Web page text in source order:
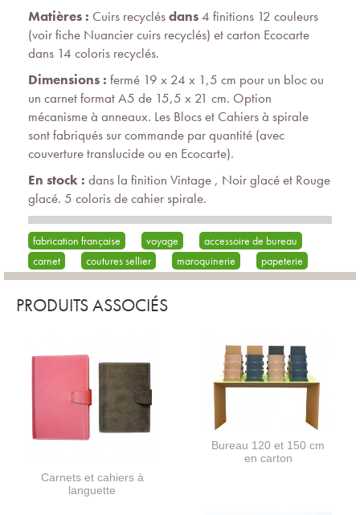
Matières : Cuirs recyclésdans4 finitions 12 couleurs
(voir fiche Nuancier cuirs recyclés) et carton Ecocarte
dans 14 coloris recyclés.
Dimensions : fermé 19 x 24 x 1,5 cm pour un bloc ou
un carnet format A5 de 15,5 x 21 cm. Option
mécanisme à anneaux. Les Blocs et Cahiers à spirale
sont fabriqués sur commande par quantité (avec
couverture translucide ou en Ecocarte).
En stock : dans la finition Vintage , Noir glacé et Rouge
glacé. 5 coloris de cahier spirale.
fabrication française voyage
accessoire de bureau
carnet
coutures sellier maroquinerie papeterie
PRODUITS ASSOCIÉS
Carnets et cahiers à
languette
Bureau 120 et 150 cm
en carton